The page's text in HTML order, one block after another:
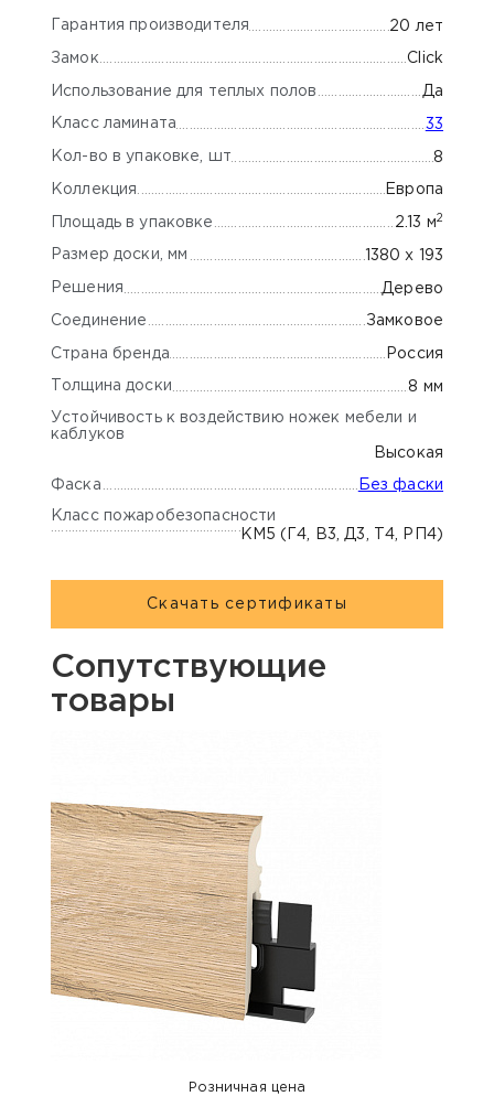
Гарантия производителя 20 лет
Замок Click
Использование для теплых полов Да
Класс ламината 33
Кол-во в упаковке, шт 8
Коллекция Европа
Площадь в упаковке 2.13 м2
Размер доски, мм 1380 х 193
Решения Дерево
Соединение Замковое
Страна бренда Россия
Толщина доски 8 мм
Устойчивость к воздействию ножек мебели и
каблуков
Высокая
Фаска Без фаски
Класс пожаробезопасности
КМ5 (Г4, В3, Д3, Т4, РП4)
Скачать сертификаты
Сопутствующие
товары
Розничная цена